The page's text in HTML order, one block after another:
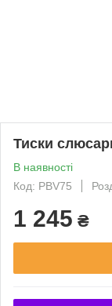
Тиски
В наявності
Код: PBV75
1 245 ₴